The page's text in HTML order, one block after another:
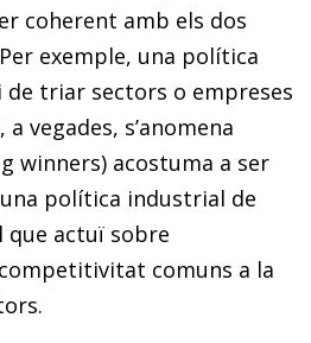
coherent amb els dos
exemple, una política
triar sectors o empreses
vegades, s’anomena
winners) acostuma a ser
política industrial de
actuï sobre
comuns a la